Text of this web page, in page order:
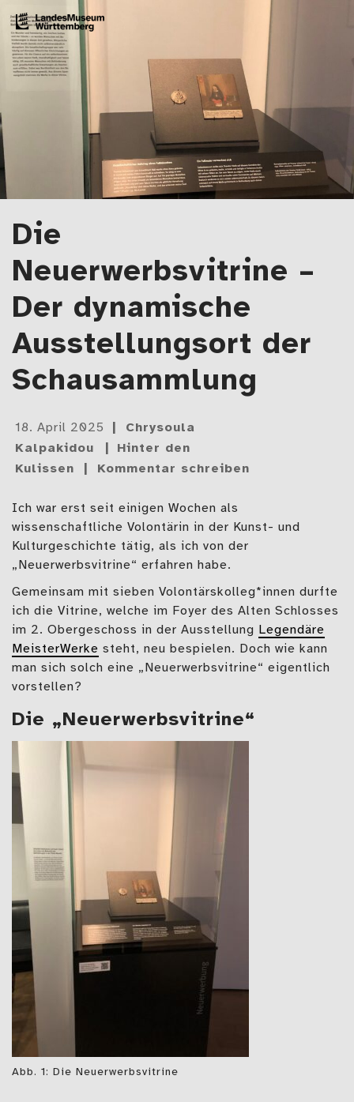
Zum Artikel springen LMW-Blog
Der Blog des Landesmuseums Württemberg
Die
Neuerwerbsvitrine –
Der dynamische
Ausstellungsort der
Schausammlung
Gepostet
am
18. April 2025
Chrysoula
Kalpakidou
Hinter den
Kulissen
Kommentar schreiben
Ich war erst seit einigen Wochen als
wissenschaftliche Volontärin in der Kunst- und
Kulturgeschichte tätig, als ich von der
„Neuerwerbsvitrine“ erfahren habe.
Gemeinsam mit sieben Volontärskolleg*innen durfte
ich die Vitrine, welche im Foyer des Alten Schlosses
im 2. Obergeschoss in der Ausstellung Legendäre
MeisterWerke steht, neu bespielen. Doch wie kann
man sich solch eine „Neuerwerbsvitrine“ eigentlich
vorstellen?
Die „Neuerwerbsvitrine“
Abb. 1: Die Neuerwerbsvitrine